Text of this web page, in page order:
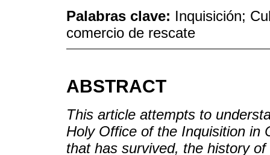
Palabras clave: Inquisición;
comercio de rescate
ABSTRACT
This article attempts to
Holy Office of the Inquisition in
that has survived, the history